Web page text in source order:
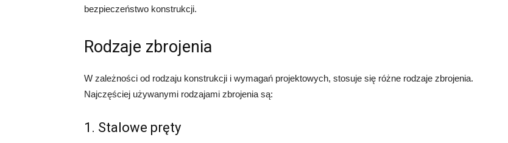
bezpieczeństwo konstrukcji.
Rodzaje zbrojenia
W zależności od rodzaju konstrukcji i wymagań projektowych, stosuje się różne rodzaje zbrojenia.
Najczęściej używanymi rodzajami zbrojenia są:
1. Stalowe pręty